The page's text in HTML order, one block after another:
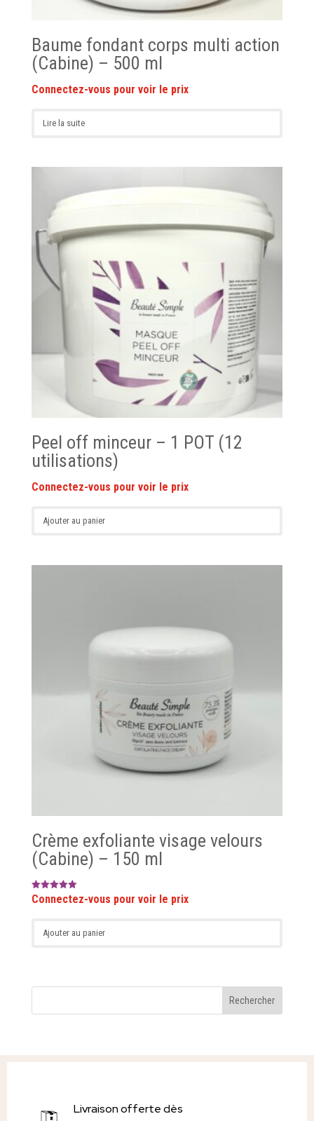
Baume fondant corps multi action
(Cabine) – 500 ml
Lire la suite
Peel off minceur – 1 POT (12
utilisations)
Ajouter au panier
Crème exfoliante visage velours
(Cabine) – 150 ml
Note
5.00
Ajouter au panier
Livraison offerte dès